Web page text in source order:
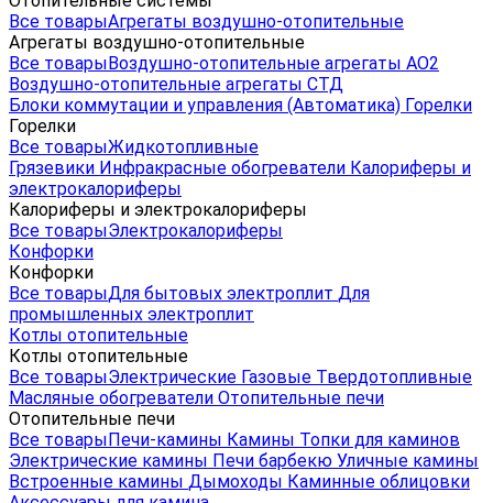
Все товарыАгрегаты воздушно-отопительные
Агрегаты воздушно-отопительные
Все товарыВоздушно-отопительные агрегаты АО2
Воздушно-отопительные агрегаты СТД
Блоки коммутации и управления (Автоматика) Горелки
Горелки
Все товарыЖидкотопливные
Грязевики Инфракрасные обогреватели Калориферы и
электрокалориферы
Калориферы и электрокалориферы
Все товарыЭлектрокалориферы
Конфорки
Конфорки
Все товарыДля бытовых электроплит Для
промышленных электроплит
Котлы отопительные
Котлы отопительные
Все товарыЭлектрические Газовые Твердотопливные
Масляные обогреватели Отопительные печи
Отопительные печи
Все товарыПечи-камины Камины Топки для каминов
Электрические камины Печи барбекю Уличные камины
Встроенные камины Дымоходы Каминные облицовки